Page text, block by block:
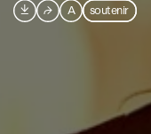
 ⮫ A soutenir